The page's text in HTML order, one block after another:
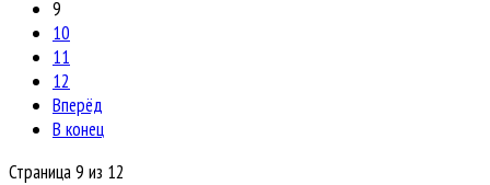
9
10
11
12
Вперёд
В конец
Страница 9 из 12